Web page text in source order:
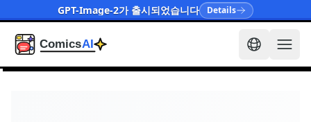
GPT-Image-2가 출시되었습니다 Details